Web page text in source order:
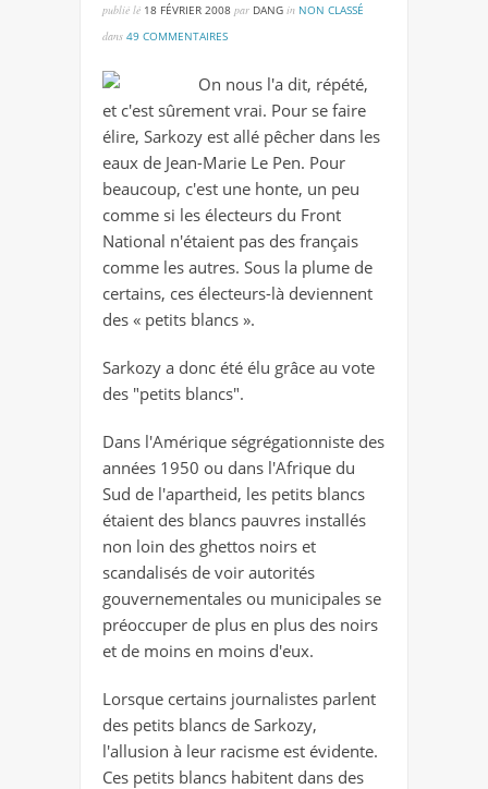
publié lé 18 FÉVRIER 2008 par DANG in NON CLASSÉ
dans 49 COMMENTAIRESsur
et
désespoir
des
"petits
blancs"
de
sarkozy
On nous l'a dit, répété,
et c'est sûrement vrai. Pour se faire
élire, Sarkozy est allé pêcher dans les
eaux de Jean-Marie Le Pen. Pour
beaucoup, c'est une honte, un peu
comme si les électeurs du Front
National n'étaient pas des français
comme les autres. Sous la plume de
certains, ces électeurs-là deviennent
des « petits blancs ».
Sarkozy a donc été élu grâce au vote
des "petits blancs".
Dans l'Amérique ségrégationniste des
années 1950 ou dans l'Afrique du
Sud de l'apartheid, les petits blancs
étaient des blancs pauvres installés
non loin des ghettos noirs et
scandalisés de voir autorités
gouvernementales ou municipales se
préoccuper de plus en plus des noirs
et de moins en moins d'eux.
Lorsque certains journalistes parlent
des petits blancs de Sarkozy,
l'allusion à leur racisme est évidente.
Ces petits blancs habitent dans des